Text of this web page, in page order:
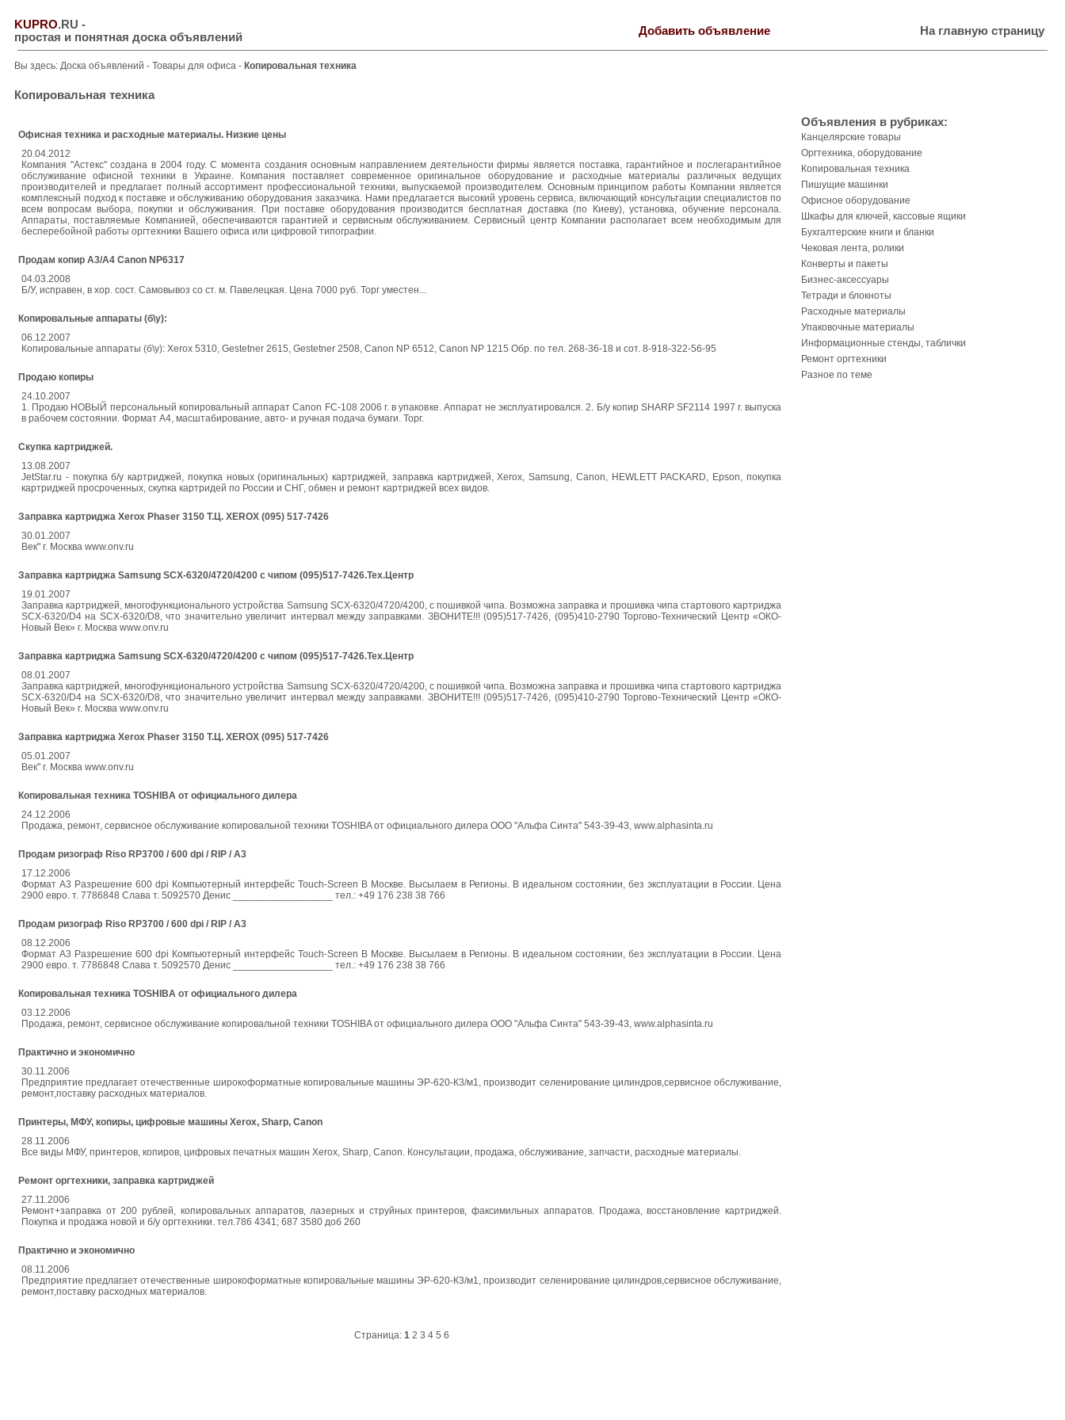
KUPRO.RU -
простая и понятная доска объявлений
Добавить объявление На главную страницу
Вы здесь: Доска объявлений - Товары для офиса - Копировальная техника
Копировальная техника
Офисная техника и расходные материалы. Низкие цены
20.04.2012
Компания "Астекс" создана в 2004 году. С момента создания основным направлением деятельности фирмы является поставка, гарантийное и послегарантийное
обслуживание офисной техники в Украине. Компания поставляет современное оригинальное оборудование и расходные материалы различных ведущих
производителей и предлагает полный ассортимент профессиональной техники, выпускаемой производителем. Основным принципом работы Компании является
комплексный подход к поставке и обслуживанию оборудования заказчика. Нами предлагается высокий уровень сервиса, включающий консультации специалистов по
всем вопросам выбора, покупки и обслуживания. При поставке оборудования производится бесплатная доставка (по Киеву), установка, обучение персонала.
Аппараты, поставляемые Компанией, обеспечиваются гарантией и сервисным обслуживанием. Сервисный центр Компании располагает всем необходимым для
бесперебойной работы оргтехники Вашего офиса или цифровой типографии.
Продам копир А3/А4 Canon NP6317
04.03.2008
Б/У, исправен, в хор. сост. Самовывоз со ст. м. Павелецкая. Цена 7000 руб. Торг уместен...
Копировальные аппараты (б\у):
06.12.2007
Копировальные аппараты (б\у): Xerox 5310, Gestetner 2615, Gestetner 2508, Canon NP 6512, Canon NP 1215 Обр. по тел. 268-36-18 и сот. 8-918-322-56-95
Продаю копиры
24.10.2007
1. Продаю НОВЫЙ персональный копировальный аппарат Canon FC-108 2006 г. в упаковке. Аппарат не эксплуатировался. 2. Б/у копир SHARP SF2114 1997 г. выпуска
в рабочем состоянии. Формат А4, масштабирование, авто- и ручная подача бумаги. Торг.
Скупка картриджей.
13.08.2007
JetStar.ru - покупка б/у картриджей, покупка новых (оригинальных) картриджей, заправка картриджей, Xerox, Samsung, Canon, HEWLETT PACKARD, Epson, покупка
картриджей просроченных, скупка картридей по России и СНГ, обмен и ремонт картриджей всех видов.
Заправка картриджа Xerox Phaser 3150 Т.Ц. XEROX (095) 517-7426
30.01.2007
Век" г. Москва www.onv.ru
Заправка картриджа Samsung SCX-6320/4720/4200 с чипом (095)517-7426.Тех.Центр
19.01.2007
Заправка картриджей, многофункционального устройства Samsung SCX-6320/4720/4200, с пошивкой чипа. Возможна заправка и прошивка чипа стартового картриджа
SCX-6320/D4 на SCX-6320/D8, что значительно увеличит интервал между заправками. ЗВОНИТЕ!!! (095)517-7426, (095)410-2790 Торгово-Технический Центр «ОКО-
Новый Век» г. Москва www.onv.ru
Заправка картриджа Samsung SCX-6320/4720/4200 с чипом (095)517-7426.Тех.Центр
08.01.2007
Заправка картриджей, многофункционального устройства Samsung SCX-6320/4720/4200, с пошивкой чипа. Возможна заправка и прошивка чипа стартового картриджа
SCX-6320/D4 на SCX-6320/D8, что значительно увеличит интервал между заправками. ЗВОНИТЕ!!! (095)517-7426, (095)410-2790 Торгово-Технический Центр «ОКО-
Новый Век» г. Москва www.onv.ru
Заправка картриджа Xerox Phaser 3150 Т.Ц. XEROX (095) 517-7426
05.01.2007
Век" г. Москва www.onv.ru
Копировальная техника TOSHIBA от официального дилера
24.12.2006
Продажа, ремонт, сервисное обслуживание копировальной техники TOSHIBA от официального дилера ООО "Альфа Синта" 543-39-43, www.alphasinta.ru
Продам ризограф Riso RP3700 / 600 dpi / RIP / А3
17.12.2006
Формат A3 Разрешение 600 dpi Компьютерный интерфейс Touch-Screen В Москве. Высылаем в Регионы. В идеальном состоянии, без эксплуатации в России. Цена
2900 евро. т. 7786848 Слава т. 5092570 Денис __________________ тел.: +49 176 238 38 766
Продам ризограф Riso RP3700 / 600 dpi / RIP / А3
08.12.2006
Формат A3 Разрешение 600 dpi Компьютерный интерфейс Touch-Screen В Москве. Высылаем в Регионы. В идеальном состоянии, без эксплуатации в России. Цена
2900 евро. т. 7786848 Слава т. 5092570 Денис __________________ тел.: +49 176 238 38 766
Копировальная техника TOSHIBA от официального дилера
03.12.2006
Продажа, ремонт, сервисное обслуживание копировальной техники TOSHIBA от официального дилера ООО "Альфа Синта" 543-39-43, www.alphasinta.ru
Практично и экономично
30.11.2006
Предприятие предлагает отечественные широкоформатные копировальные машины ЭР-620-К3/м1, производит селенирование цилиндров,сервисное обслуживание,
ремонт,поставку расходных материалов.
Принтеры, МФУ, копиры, цифровые машины Xerox, Sharp, Canon
28.11.2006
Все виды МФУ, принтеров, копиров, цифровых печатных машин Xerox, Sharp, Canon. Консультации, продажа, обслуживание, запчасти, расходные материалы.
Ремонт оргтехники, заправка картриджей
27.11.2006
Ремонт+заправка от 200 рублей, копировальных аппаратов, лазерных и струйных принтеров, факсимильных аппаратов. Продажа, восстановление картриджей.
Покупка и продажа новой и б/у оргтехники. тел.786 4341; 687 3580 доб 260
Практично и экономично
08.11.2006
Предприятие предлагает отечественные широкоформатные копировальные машины ЭР-620-К3/м1, производит селенирование цилиндров,сервисное обслуживание,
ремонт,поставку расходных материалов.
Страница: 1 2 3 4 5 6
Объявления в рубриках:
Канцелярские товары
Оргтехника, оборудование
Копировальная техника
Пишущие машинки
Офисное оборудование
Шкафы для ключей, кассовые ящики
Бухгалтерские книги и бланки
Чековая лента, ролики
Конверты и пакеты
Бизнес-аксессуары
Тетради и блокноты
Расходные материалы
Упаковочные материалы
Информационные стенды, таблички
Ремонт оргтехники
Разное по теме